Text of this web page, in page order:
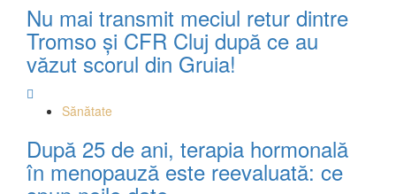
Nu mai transmit meciul retur dintre
Tromso și CFR Cluj după ce au
văzut scorul din Gruia!
Sănătate
După 25 de ani, terapia hormonală
în menopauză este reevaluată: ce